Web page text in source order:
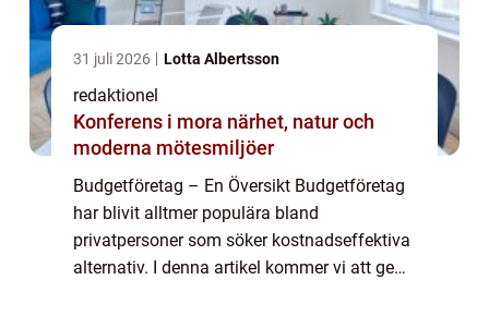
31 juli 2026 Lotta Albertsson
redaktionel
Konferens i mora närhet, natur och
moderna mötesmiljöer
Budgetföretag – En Översikt Budgetföretag
har blivit alltmer populära bland
privatpersoner som söker kostnadseffektiva
alternativ. I denna artikel kommer vi att ge